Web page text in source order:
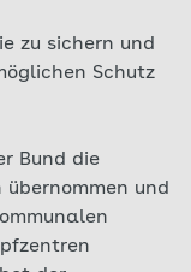
zu sichern und
Schutz
Bund die
und